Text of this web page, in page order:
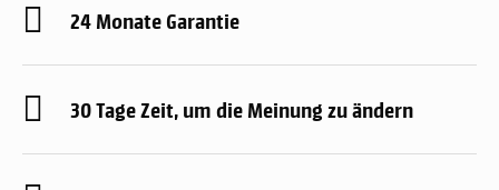
24 Monate Garantie
30 Tage Zeit, um die Meinung zu ändern